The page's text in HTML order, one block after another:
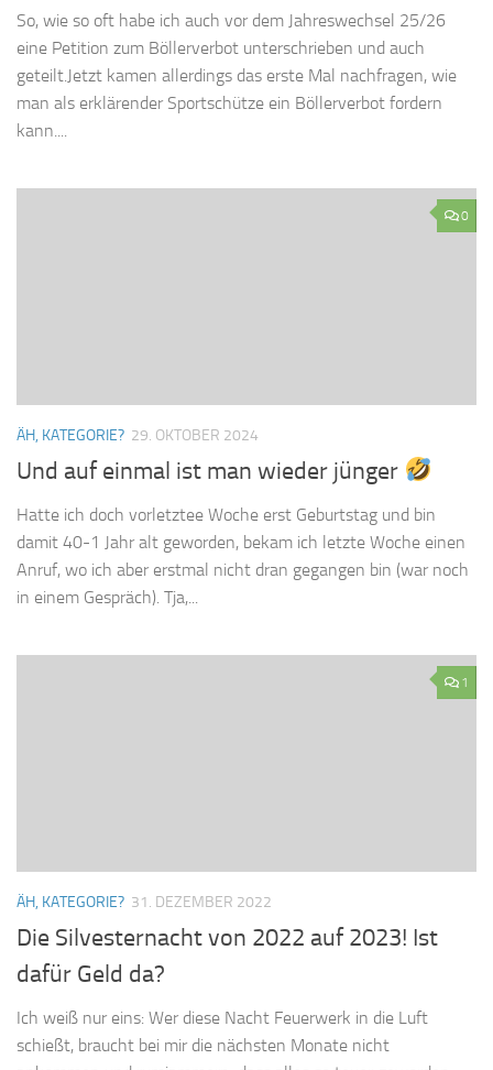
So, wie so oft habe ich auch vor dem Jahreswechsel 25/26
eine Petition zum Böllerverbot unterschrieben und auch
geteilt.Jetzt kamen allerdings das erste Mal nachfragen, wie
man als erklärender Sportschütze ein Böllerverbot fordern
kann....
0
ÄH, KATEGORIE? 29. OKTOBER 2024
Und auf einmal ist man wieder jünger
Hatte ich doch vorletztee Woche erst Geburtstag und bin
damit 40-1 Jahr alt geworden, bekam ich letzte Woche einen
Anruf, wo ich aber erstmal nicht dran gegangen bin (war noch
in einem Gespräch). Tja,...
1
ÄH, KATEGORIE? 31. DEZEMBER 2022
Die Silvesternacht von 2022 auf 2023! Ist
dafür Geld da?
Ich weiß nur eins: Wer diese Nacht Feuerwerk in die Luft
schießt, braucht bei mir die nächsten Monate nicht